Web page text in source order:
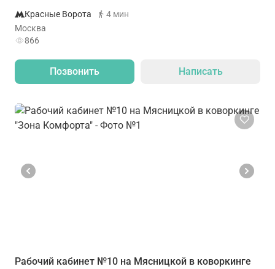
Красные Ворота
4 мин
Москва
866
Позвонить Написать
Рабочий кабинет №10 на Мясницкой в коворкинге